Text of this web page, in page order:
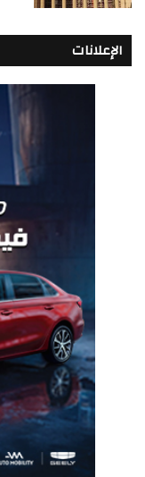
الإعلانات